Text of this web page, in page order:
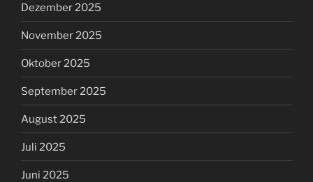
Dezember 2025
November 2025
Oktober 2025
September 2025
August 2025
Juli 2025
Juni 2025